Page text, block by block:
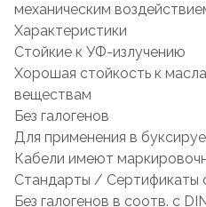
механическим
Характеристики
Стойкие к УФ-излучению
Хорошая стойкость к
веществам
Без галогенов
Для применения в
Кабели имеют
Стандарты / Сертификаты
Без галогенов в соотв. с